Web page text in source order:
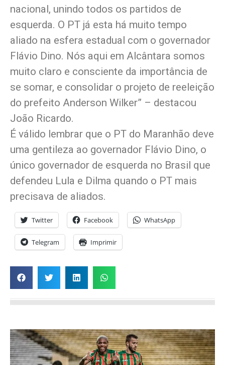
nacional, unindo todos os partidos de
esquerda. O PT já esta há muito tempo
aliado na esfera estadual com o governador
Flávio Dino. Nós aqui em Alcântara somos
muito claro e consciente da importância de
se somar, e consolidar o projeto de reeleição
do prefeito Anderson Wilker” – destacou
João Ricardo.
É válido lembrar que o PT do Maranhão deve
uma gentileza ao governador Flávio Dino, o
único governador de esquerda no Brasil que
defendeu Lula e Dilma quando o PT mais
precisava de aliados.
Twitter Facebook WhatsApp
Telegram Imprimir